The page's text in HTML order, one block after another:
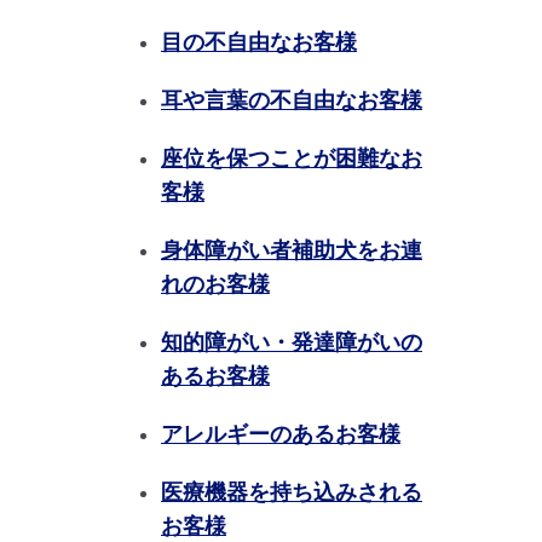
目の不自由なお客様
耳や言葉の不自由なお客様
座位を保つことが困難なお
客様
身体障がい者補助犬をお連
れのお客様
知的障がい・発達障がいの
あるお客様
アレルギーのあるお客様
医療機器を持ち込みされる
お客様